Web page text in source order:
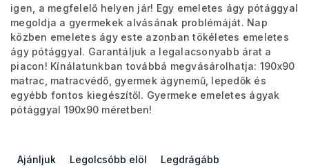
igen, a megfelelő helyen jár! Egy emeletes ágy pótággyal
megoldja a gyermekek alvásának problémáját. Nap
közben emeletes ágy este azonban tökéletes emeletes
ágy pótággyal. Garantáljuk a legalacsonyabb árat a
piacon! Kínálatunkban továbbá megvásárolhatja: 190x90
matrac, matracvédő, gyermek ágynemű, lepedők és
egyébb fontos kiegészítől. Gyermeke emeletes ágyak
pótággyal 190x90 méretben!
eAjánljuk Legolcsóbb elöl Legdrágább